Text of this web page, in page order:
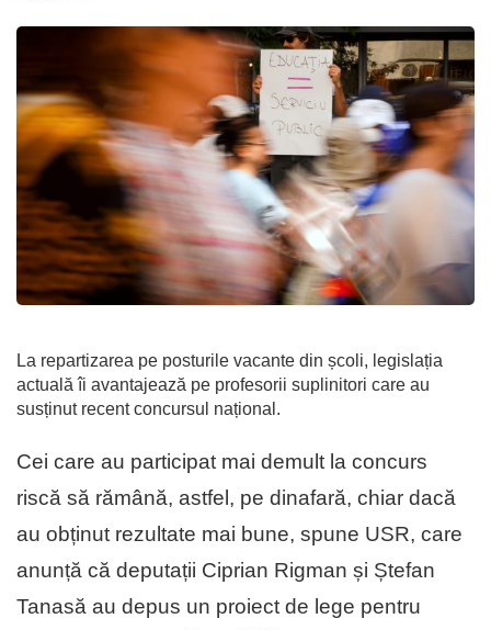
La repartizarea pe posturile vacante din școli, legislația
actuală îi avantajează pe profesorii suplinitori care au
susținut recent concursul național.
Cei care au participat mai demult la concurs
riscă să rămână, astfel, pe dinafară, chiar dacă
au obținut rezultate mai bune, spune USR, care
anunță că deputații Ciprian Rigman și Ștefan
Tanasă au depus un proiect de lege pentru